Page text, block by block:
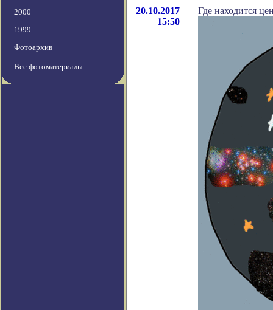
2000
1999
Фотоархив
Все фотоматериалы
20.10.2017
15:50
Где находится